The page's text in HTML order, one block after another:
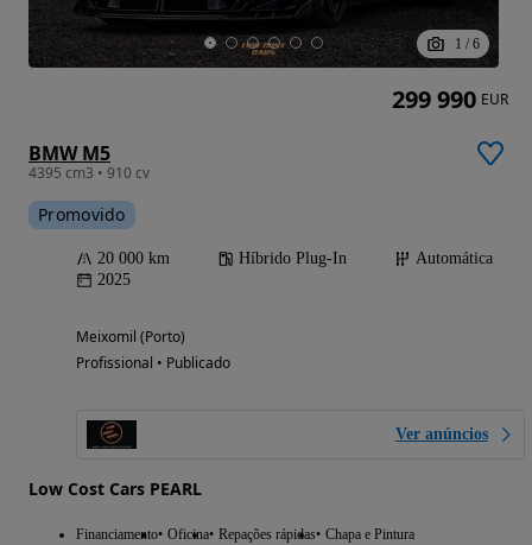
1 / 6
BMW M5
4395 cm3 • 910 cv
Promovido
20 000 km Híbrido Plug-In
Automática
2025
Meixomil (Porto)
Profissional • Publicado
Ver anúncios
Low Cost Cars PEARL
Financiamento Oficina Repações rápidas Chapa e Pintura
299 990 EUR